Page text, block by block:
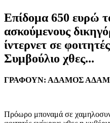
Eπίδομα 650 ευρώ
ασκούμενους
ίντερνετ σε
Συμβούλιο χθες...
ΓΡΑΦΟΥΝ: ΑΔΑΜΟΣ
Πρόωρο μποναμά σε